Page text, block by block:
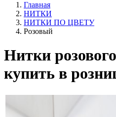
Главная
НИТКИ
НИТКИ ПО ЦВЕТУ
Розовый
Нитки
купить в